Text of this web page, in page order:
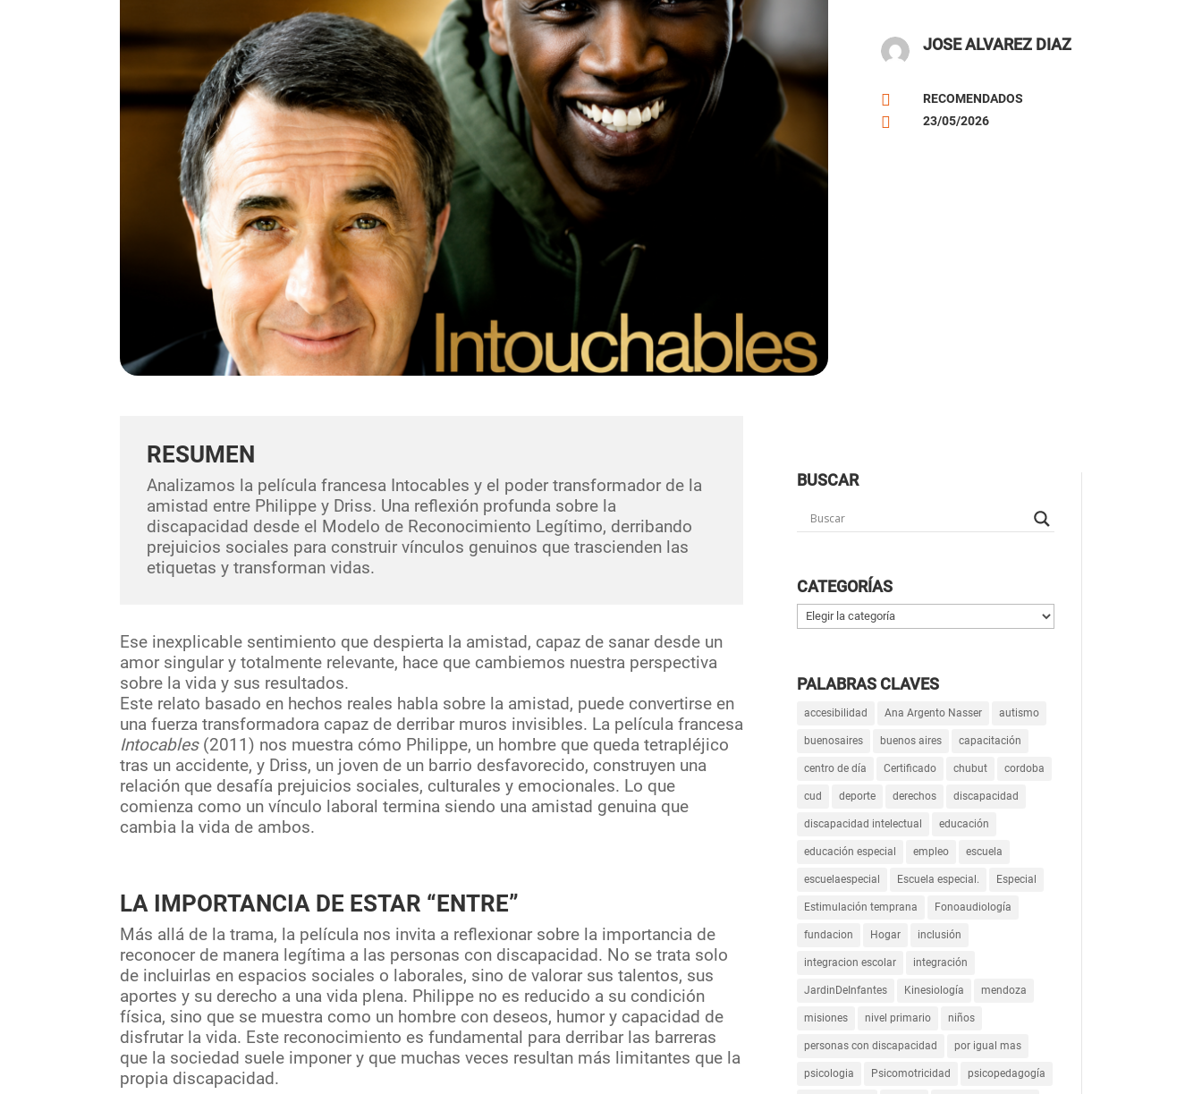
JOSE ALVAREZ DIAZ
 RECOMENDADOS
 23/05/2026
RESUMEN
Analizamos la película francesa Intocables y el poder transformador de la
amistad entre Philippe y Driss. Una reflexión profunda sobre la
discapacidad desde el Modelo de Reconocimiento Legítimo, derribando
prejuicios sociales para construir vínculos genuinos que trascienden las
etiquetas y transforman vidas.
Ese inexplicable sentimiento que despierta la amistad, capaz de sanar desde un
amor singular y totalmente relevante, hace que cambiemos nuestra perspectiva
sobre la vida y sus resultados.
Este relato basado en hechos reales habla sobre la amistad, puede convertirse en
una fuerza transformadora capaz de derribar muros invisibles. La película francesa
Intocables(2011) nos muestra cómo Philippe, un hombre que queda tetrapléjico
tras un accidente, y Driss, un joven de un barrio desfavorecido, construyen una
relación que desafía prejuicios sociales, culturales y emocionales. Lo que
comienza como un vínculo laboral termina siendo una amistad genuina que
cambia la vida de ambos.
LA IMPORTANCIA DE ESTAR “ENTRE”
Más allá de la trama, la película nos invita a reflexionar sobre la importancia de
reconocer de manera legítima a las personas con discapacidad. No se trata solo
de incluirlas en espacios sociales o laborales, sino de valorar sus talentos, sus
aportes y su derecho a una vida plena. Philippe no es reducido a su condición
física, sino que se muestra como un hombre con deseos, humor y capacidad de
disfrutar la vida. Este reconocimiento es fundamental para derribar las barreras
que la sociedad suele imponer y que muchas veces resultan más limitantes que la
propia discapacidad.
BUSCAR
CATEGORÍAS
Categorías
PALABRAS CLAVES
accesibilidad Ana Argento Nasser autismo
buenosaires buenos aires capacitación
centro de día Certificado chubut cordoba
cud deporte derechos discapacidad
discapacidad intelectual educación
educación especial empleo escuela
escuelaespecial Escuela especial. Especial
Estimulación temprana Fonoaudiología
fundacion Hogar inclusión
integracion escolar integración
JardinDeInfantes Kinesiología mendoza
misiones nivel primario niños
personas con discapacidad por igual mas
psicologia Psicomotricidad psicopedagogía